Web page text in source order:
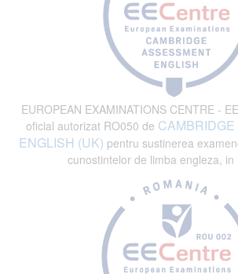
EUROPEAN EXAMINATIONS CENTRE -
oficial autorizat RO050 de
ENGLISH (UK) pentru sustinerea
cunostintelor de limba engleza, in